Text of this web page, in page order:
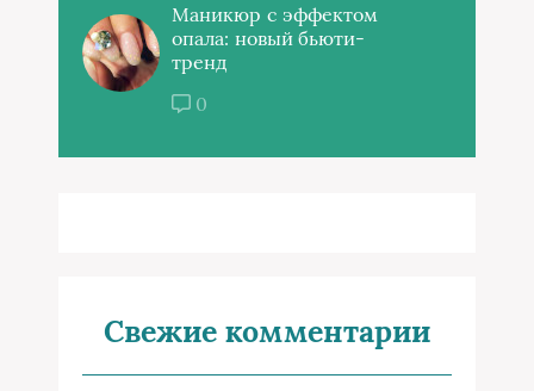
Маникюр с эффектом
опала: новый бьюти-
тренд
0
Свежие комментарии